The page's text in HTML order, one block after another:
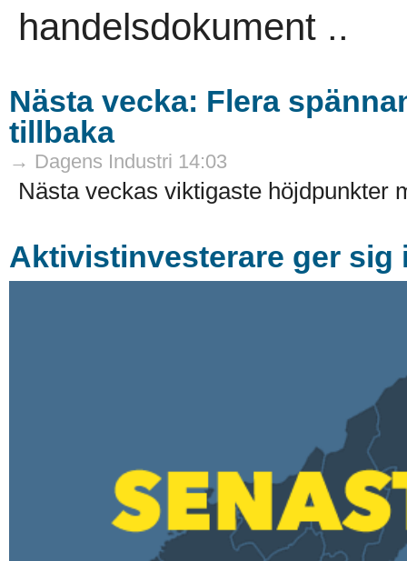
handelsdokument ..
Nästa vecka: Flera
tillbaka
→ Dagens Industri 14:03
Nästa veckas viktigaste höjdpunkter
Aktivistinvesterare ger sig